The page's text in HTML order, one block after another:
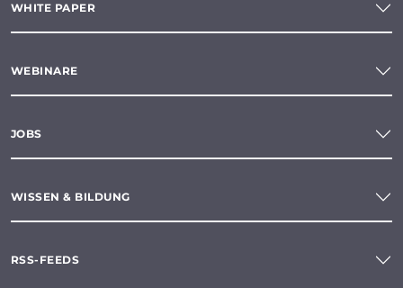
WHITE PAPER
WEBINARE
JOBS
WISSEN & BILDUNG
RSS-FEEDS